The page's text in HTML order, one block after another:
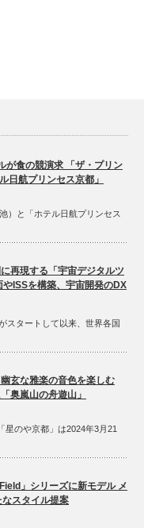
が食の競演求 「ザ・プリン
日航プリンセス京都」
）と「ホテル日航プリンセス
再現する「宇宙デジタルツ
ISSを構築、宇宙開発のDX
スタートして以来、世界各国
玄な雅楽の音色を楽しむ
奥嵐山の舟遊山」
星のや京都」は2024年3月21
」シリーズに新モデル メ
スタイル提案